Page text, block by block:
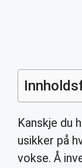
Kanskje du
usikker på
vokse. Å